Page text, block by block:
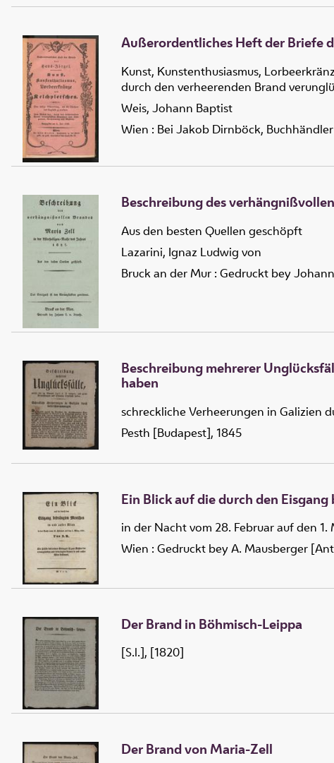
Außerordentliches Heft der Briefe
Kunst, Kunstenthusiasmus,
durch den verheerenden Brand
Weis, Johann Baptist
Wien : Bei Jakob Dirnböck,
Beschreibung des
Aus den besten Quellen geschöpft
Lazarini, Ignaz Ludwig von
Bruck an der Mur : Gedruckt bey
Beschreibung mehrerer
haben
schreckliche Verheerungen in Galizien
Pesth [Budapest], 1845
Ein Blick auf die durch den
in der Nacht vom 28. Februar auf den 1.
Wien : Gedruckt bey A. Mausberger
Der Brand in Böhmisch-Leippa
[S.l.], [1820]
Der Brand von Maria-Zell